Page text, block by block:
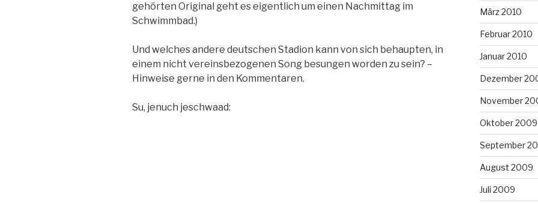
gehörten Original geht es eigentlich um einen Nachmittag im
Schwimmbad.)
Und welches andere deutschen Stadion kann von sich behaupten, in
einem nicht vereinsbezogenen Song besungen worden zu sein? –
Hinweise gerne in den Kommentaren.
Su, jenuch jeschwaad:
März 2010
Februar 2010
Januar 2010
Dezember
November
Oktober 2009
September
August 2009
Juli 2009